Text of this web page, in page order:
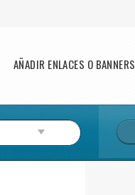
AÑADIR ENLACES O BANNERS